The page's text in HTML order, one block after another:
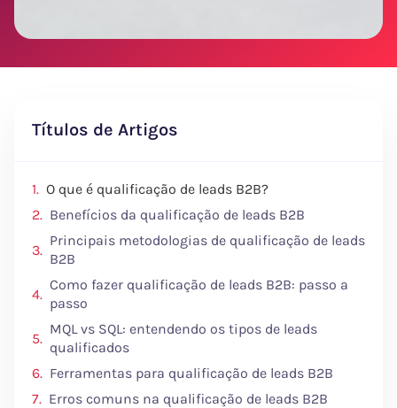
Títulos de Artigos
O que é qualificação de leads B2B?
Benefícios da qualificação de leads B2B
Principais metodologias de qualificação de leads
B2B
Como fazer qualificação de leads B2B: passo a
passo
MQL vs SQL: entendendo os tipos de leads
qualificados
Ferramentas para qualificação de leads B2B
Erros comuns na qualificação de leads B2B